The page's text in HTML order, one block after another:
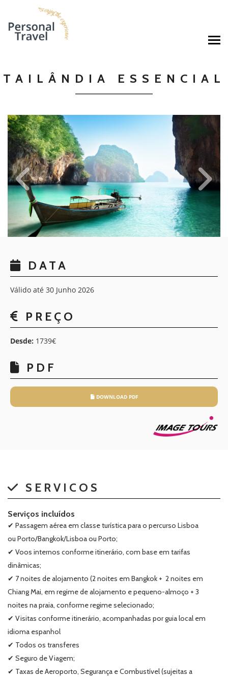
TAILÂNDIA ESSENCIAL
Previous
DATA
Válido até 30 Junho 2026
PREÇO
Desde: 1739€
PDF
DOWNLOAD PDF
SERVICOS
Serviços incluídos
✔ Passagem aérea em classe turística para o percurso Lisboa
ou Porto/Bangkok/Lisboa ou Porto;
✔ Voos internos conforme itinerário, com base em tarifas
dinâmicas;
✔ 7 noites de alojamento (2 noites em Bangkok + 2 noites em
Chiang Mai, em regime de alojamento e pequeno-almoço + 3
noites na praia, conforme regime selecionado;
✔ Visitas conforme itinerário, acompanhadas por guia local em
idioma espanhol
✔ Todos os transferes
✔ Seguro de Viagem;
✔ Taxas de Aeroporto, Segurança e Combustível (sujeitas a